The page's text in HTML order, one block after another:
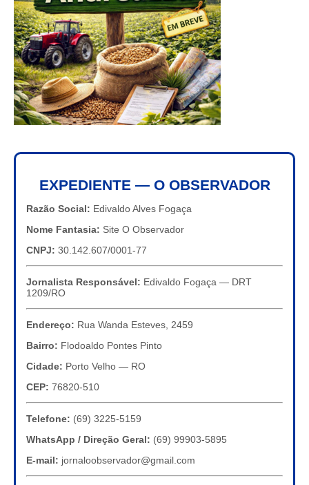
EXPEDIENTE — O OBSERVADOR
Razão Social: Edivaldo Alves Fogaça
Nome Fantasia: Site O Observador
CNPJ: 30.142.607/0001-77
Jornalista Responsável: Edivaldo Fogaça — DRT
1209/RO
Endereço: Rua Wanda Esteves, 2459
Bairro: Flodoaldo Pontes Pinto
Cidade: Porto Velho — RO
CEP: 76820-510
Telefone: (69) 3225-5159
WhatsApp / Direção Geral: (69) 99903-5895
E-mail: jornaloobservador@gmail.com